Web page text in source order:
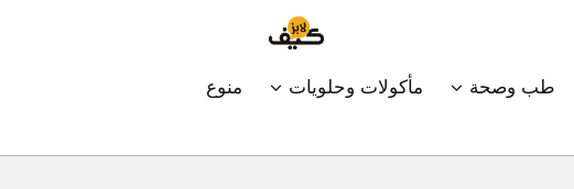
طب وصحة مأكولات وحلويات منوع